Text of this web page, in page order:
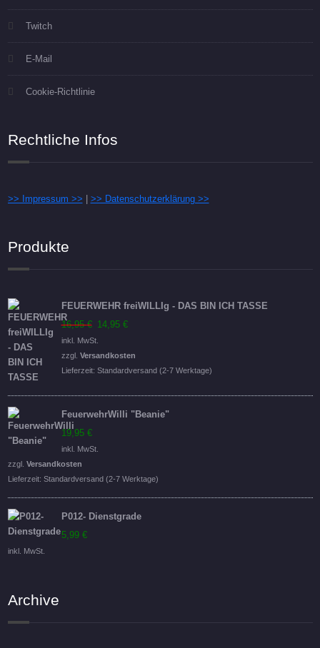
Twitch
E-Mail
Cookie-Richtlinie
Rechtliche Infos
>> Impressum >> >> Datenschutzerklärung >>
Produkte
FEUERWEHR freiWILLIg - DAS BIN ICH TASSE
16,95€ Ursprünglicher
Preis
war:
16,95 €
14,95 €
ist:
14,95 €.
inkl. MwSt.
zzgl. Versandkosten
Lieferzeit: Standardversand (2-7 Werktage)
FeuerwehrWilli "Beanie"
19,95 €
inkl. MwSt.
zzgl. Versandkosten
Lieferzeit: Standardversand (2-7 Werktage)
P012- Dienstgrade
5,99 €
inkl. MwSt.
Archive